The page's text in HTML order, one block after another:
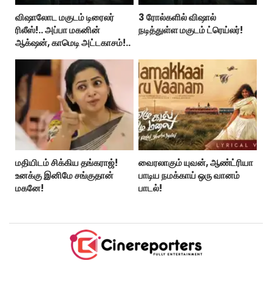
விஷாலோட மகுடம் டிரைலர்
ரிலீஸ்!.. அப்பா மகனின்
ஆக்‌ஷன், காமெடி அட்டகாசம்!..
3 ரோல்களில் விஷால்
நடித்துள்ள மகுடம் ட்ரெய்லர்!
மதியிடம் சிக்கிய தங்கராஜ்!
உனக்கு இனிமே சங்குதான்
மகனே!
வைரலாகும் யுவன், ஆண்ட்ரியா
பாடிய நமக்காய் ஒரு வானம்
பாடல்!